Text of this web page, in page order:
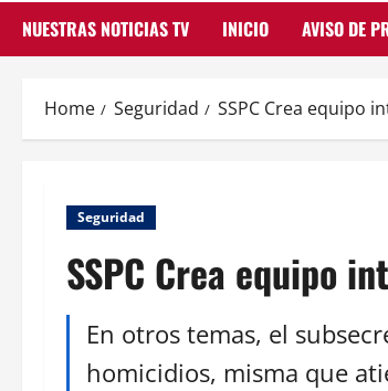
NUESTRAS NOTICIAS TV INICIO AVISO DE
Home Seguridad SSPC Crea equipo
Seguridad
SSPC Crea equipo
En otros temas, el
homicidios, misma que